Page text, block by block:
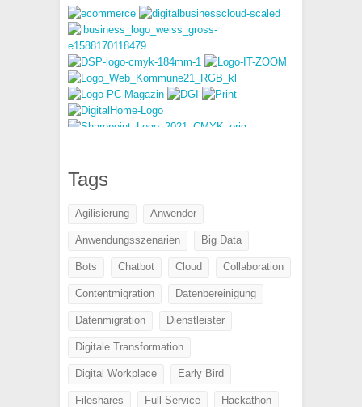
Tags
Agilisierung Anwender
Anwendungsszenarien Big Data
Bots Chatbot Cloud Collaboration
Contentmigration Datenbereinigung
Datenmigration Dienstleister
Digitale Transformation
Digital Workplace Early Bird
Fileshares Full-Service Hackathon